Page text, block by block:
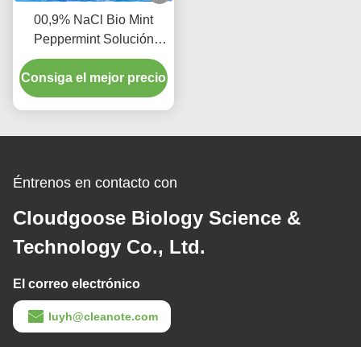
00,9% NaCl Bio Mint
Peppermint Solución
Salina Aerosol Nasal
Para la Congestión
Rinitis Fría Nasal
Consiga el mejor precio
Éntrenos en contacto con
Cloudgoose Biology Science &
Technology Co., Ltd.
El correo electrónico
luyh@cleanote.com